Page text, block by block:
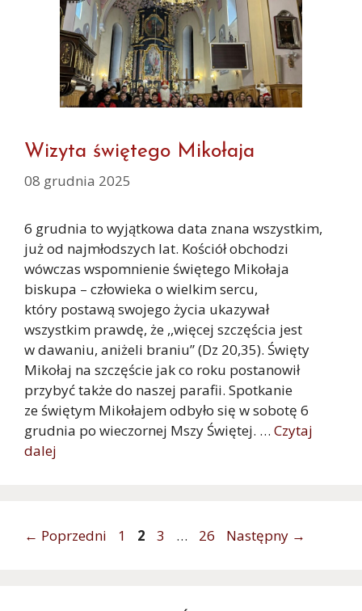
Wizyta świętego Mikołaja
08 grudnia 2025
6 grudnia to wyjątkowa data znana wszystkim,
już od najmłodszych lat. Kościół obchodzi
wówczas wspomnienie świętego Mikołaja
biskupa – człowieka o wielkim sercu,
który postawą swojego życia ukazywał
wszystkim prawdę, że ,,więcej szczęścia jest
w dawaniu, aniżeli braniu” (Dz 20,35). Święty
Mikołaj na szczęście jak co roku postanowił
przybyć także do naszej parafii. Spotkanie
ze świętym Mikołajem odbyło się w sobotę 6
grudnia po wieczornej Mszy Świętej. … Czytaj
dalej
← Poprzedni Strona
1 Strona
2 Strona
3 … Strona
26 Następny →